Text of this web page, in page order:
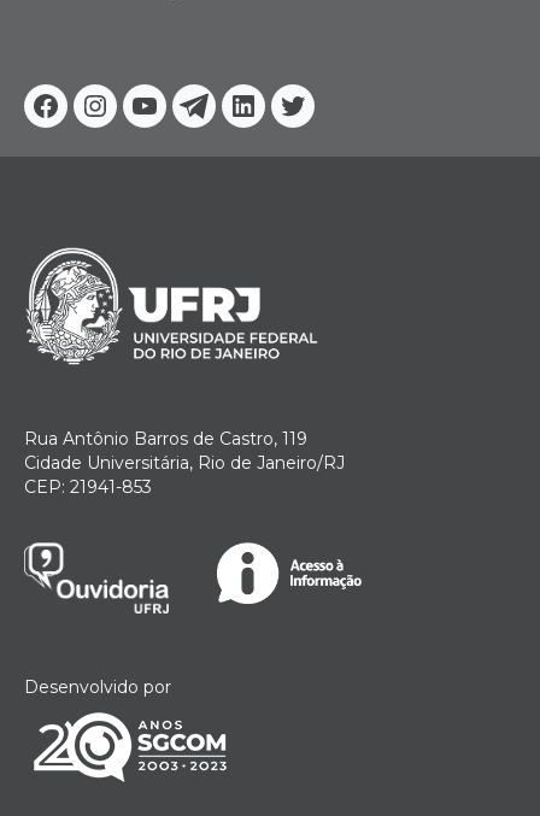
Facebook
Instagram
YoutubeTelegram
Linkedin
Twitter
Rua Antônio Barros de Castro, 119
Cidade Universitária, Rio de Janeiro/RJ
CEP: 21941-853
Desenvolvido por